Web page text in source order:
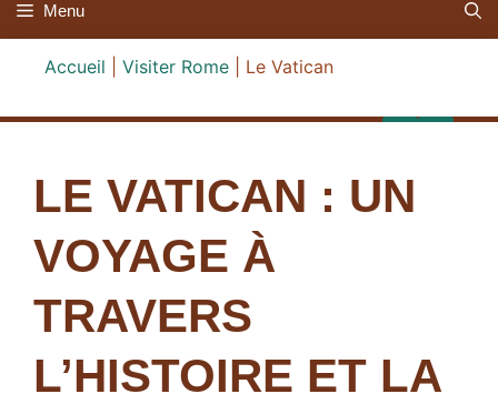
Menu
Accueil Visiter Rome Le Vatican
LE VATICAN : UN
VOYAGE À
TRAVERS
L’HISTOIRE ET LA